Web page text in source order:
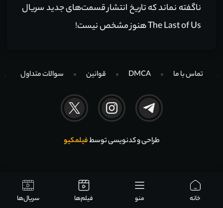
ناگفته نماند که تاریخ انتشار قسمت‌های جدید سریال
The Last of Us هنوز مشخص نیست!
تماس با ما DMCA قوانین سوالات متداول
طراحی و کدنویسی توسطفیلمکیو
خانه منو فیلم‌ها سریال‌ها